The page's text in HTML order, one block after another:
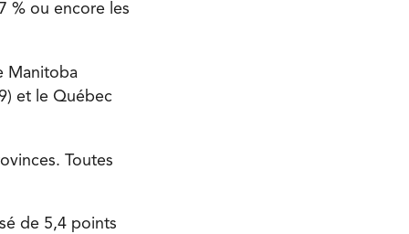
% ou encore les
Manitoba
et le Québec
Toutes
de 5,4 points